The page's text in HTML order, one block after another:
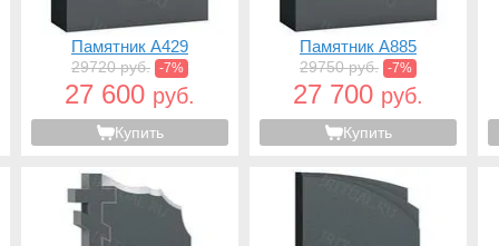
Памятник A429
29720 руб. -7%
27 600 руб.
Купить
Памятник A885
29750 руб. -7%
27 700 руб.
Купить